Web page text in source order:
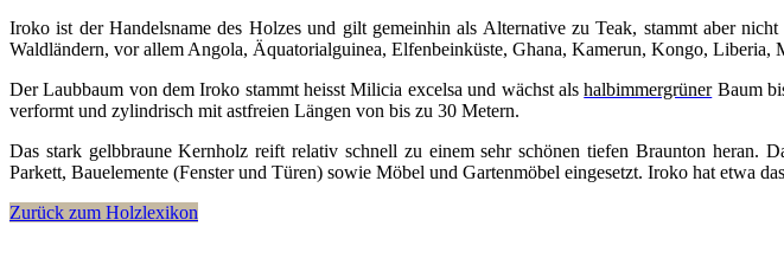
Iroko ist der Handelsname des Holzes und gilt gemeinhin als Alternative zu Teak, stammt aber
Waldländern, vor allem Angola, Äquatorialguinea, Elfenbeinküste, Ghana, Kamerun, Kongo,
Der Laubbaum von dem Iroko stammt heisst Milicia excelsa und wächst alshalbimmergrünerBaum
verformt und zylindrisch mit astfreien Längen von bis zu 30 Metern.
Das stark gelbbraune Kernholz reift relativ schnell zu einem sehr schönen tiefen Braunton
Parkett, Bauelemente (Fenster und Türen) sowie Möbel und Gartenmöbel eingesetzt. Iroko hat etwa
Zurück zum Holzlexikon